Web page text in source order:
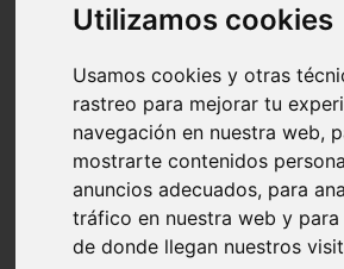
Utilizamos cookies
Usamos cookies y otras
rastreo para mejorar tu
navegación en nuestra web,
mostrarte contenidos
anuncios adecuados, para
tráfico en nuestra web y
de donde llegan nuestros
c tucuman
carmen
category
destinos
gijon
lanzarote
live
monumentos
naturaleza
san
tenerife